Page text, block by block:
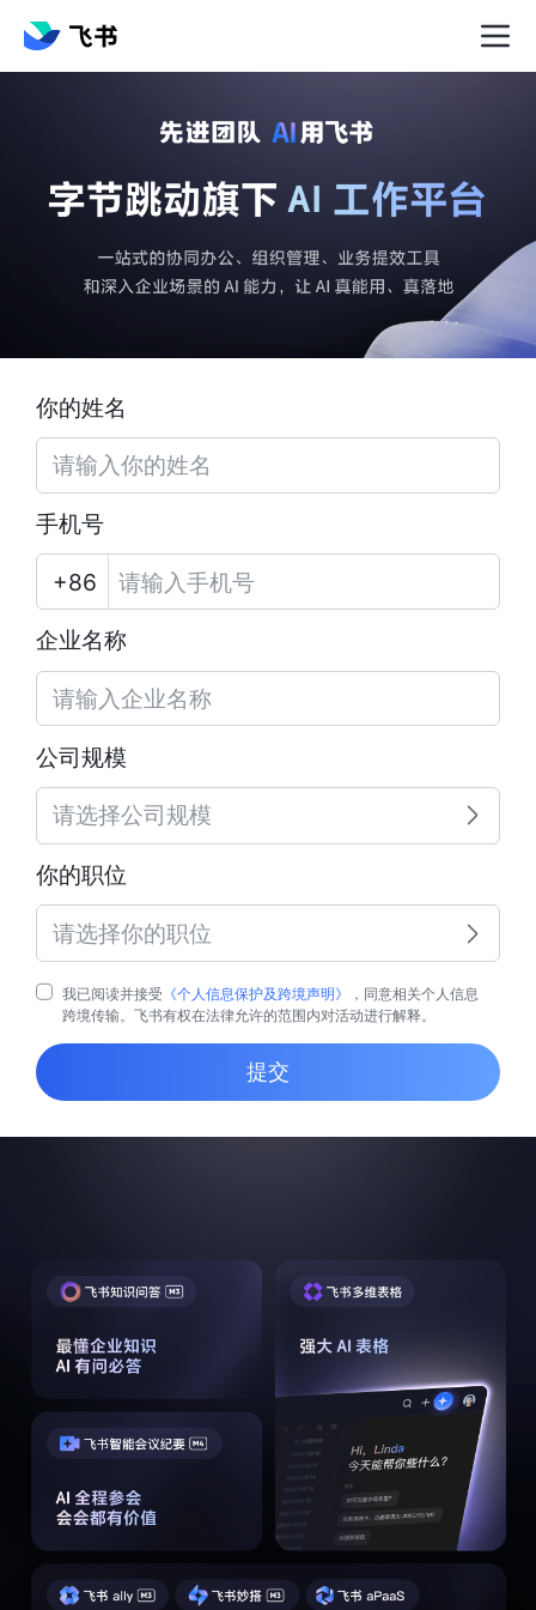
你的姓名
手机号
企业名称
公司规模
请选择公司规模
你的职位
请选择你的职位
我已阅读并接受 《个人信息保护及跨境声明》
，同意相关个人信息
跨境传输。飞书有权在法律允许的范围内对活动进行解释。
提交